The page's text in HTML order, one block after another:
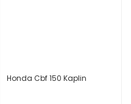
Honda Cbf 150 Kaplin